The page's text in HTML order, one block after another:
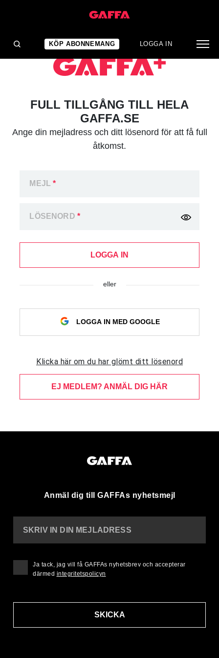
KÖP ABONNEMANG LOGGA IN
FULL TILLGÅNG TILL HELA
GAFFA.SE
Ange din mejladress och ditt lösenord för att få full
åtkomst.
MEJL*
LÖSENORD *
LOGGA IN
eller
LOGGA IN MED GOOGLE
Klicka här om du har glömt ditt lösenord
EJ MEDLEM? ANMÄL DIG HÄR
Anmäl dig till GAFFAs nyhetsmejl
SKRIV IN DIN MEJLADRESS
SKICKA
Ja tack, jag vill få GAFFAs nyhetsbrev och accepterar
därmed integritetspolicyn